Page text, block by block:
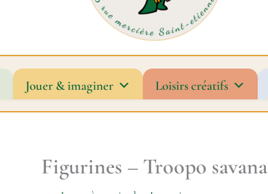
Jouer & imaginer Loisirs créatifs
Figurines – Troopo savana